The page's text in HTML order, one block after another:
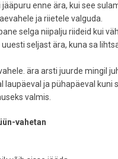
enne ära, kui see
ja riietele valguda.
selga niipalju riideid kui
seljast ära, kuna sa
ära arsti juurde mingil
laupäeval ja pühapäeval kuni
valmis.
vahetan